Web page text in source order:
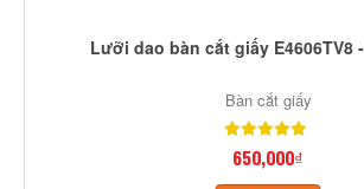
Lưỡi dao bàn cắt giấy E4606TV8
Bàn cắt giấy
650,000₫